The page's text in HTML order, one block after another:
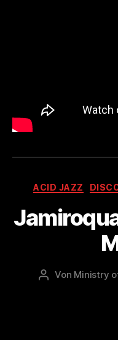
ACID JAZZ
Beitragsautor
Von Ministry